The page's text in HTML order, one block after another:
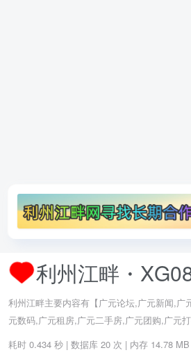
利州江畔・
利州江畔主要内容有【广元论坛,广元新闻,广
元数码,广元租房,广元二手房,广元团购,广元打
耗时 0.434 秒 | 数据库 20 次 | 内存 14.78